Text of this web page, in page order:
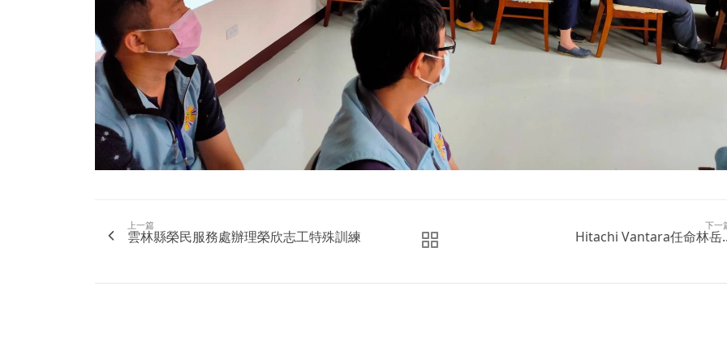
上一篇
雲林縣榮民服務處辦理榮欣志工特殊訓練
下一
Hitachi Vantara任命林岳